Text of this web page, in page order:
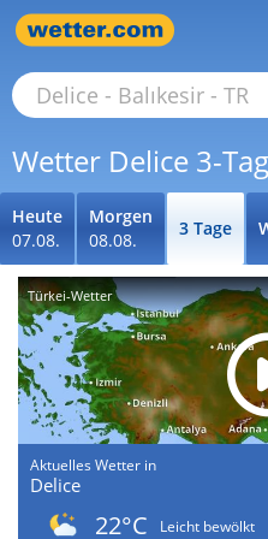
Wetter Delice 3-
Heute
07.08.
Morgen
08.08.
3 Tage
Türkei-Wetter
Aktuelles Wetter in
Delice
22°C
Leicht bewölkt